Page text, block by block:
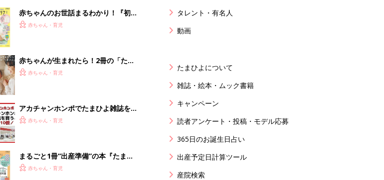
赤ちゃんのお世話まるわかり！『初め
てのひよこクラブ 夏号』〈巻頭大特
赤ちゃん・育児
赤ちゃんが生まれたら！2冊の「たま
ひよ」
赤ちゃん・育児
アカチャンホンポでたまひよ雑誌を買
うとポイント10倍【期間限定】
赤ちゃん・育児
まるごと1冊“出産準備”の本『たまご
クラブ 夏号』〈スペシャル大特集〉
赤ちゃん・育児
タレント・有名人
動画
たまひよについて
雑誌・絵本・ムック書籍
キャンペーン
読者アンケート・投稿・モデル応募
365日のお誕生日占い
出産予定日計算ツール
産院検索